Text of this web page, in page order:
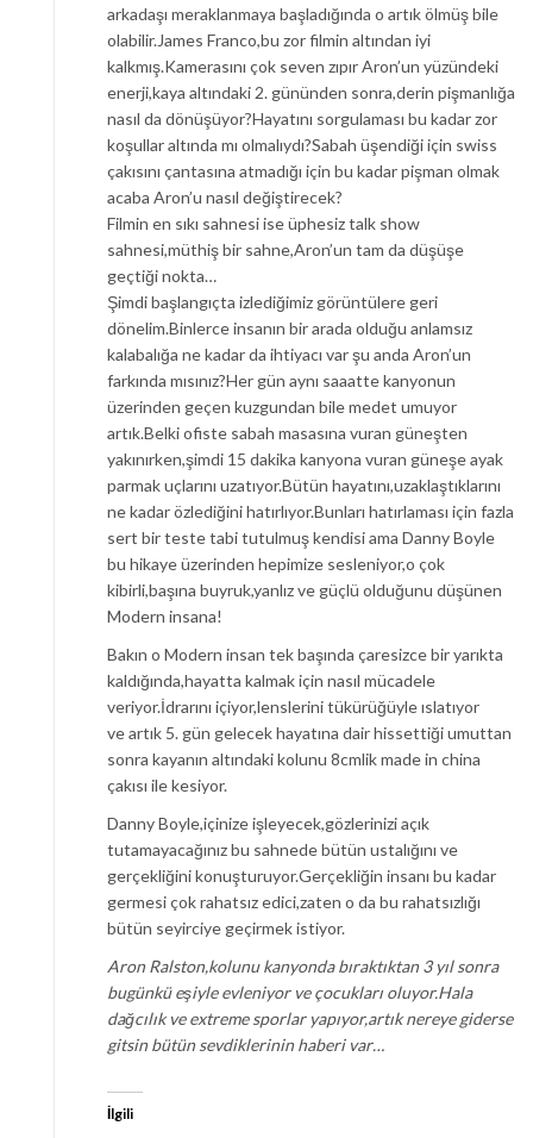
arkadaşı meraklanmaya başladığında o artık ölmüş bile
olabilir.James Franco,bu zor filmin altından iyi
kalkmış.Kamerasını çok seven zıpır Aron’un yüzündeki
enerji,kaya altındaki 2. gününden sonra,derin pişmanlığa
nasıl da dönüşüyor?Hayatını sorgulaması bu kadar zor
koşullar altında mı olmalıydı?Sabah üşendiği için swiss
çakısını çantasına atmadığı için bu kadar pişman olmak
acaba Aron’u nasıl değiştirecek?
Filmin en sıkı sahnesi ise üphesiz talk show
sahnesi,müthiş bir sahne,Aron’un tam da düşüşe
geçtiği nokta…
Şimdi başlangıçta izlediğimiz görüntülere geri
dönelim.Binlerce insanın bir arada olduğu anlamsız
kalabalığa ne kadar da ihtiyacı var şu anda Aron’un
farkında mısınız?Her gün aynı saaatte kanyonun
üzerinden geçen kuzgundan bile medet umuyor
artık.Belki ofiste sabah masasına vuran güneşten
yakınırken,şimdi 15 dakika kanyona vuran güneşe ayak
parmak uçlarını uzatıyor.Bütün hayatını,uzaklaştıklarını
ne kadar özlediğini hatırlıyor.Bunları hatırlaması için fazla
sert bir teste tabi tutulmuş kendisi ama Danny Boyle
bu hikaye üzerinden hepimize sesleniyor,o çok
kibirli,başına buyruk,yanlız ve güçlü olduğunu düşünen
Modern insana!
Bakın o Modern insan tek başında çaresizce bir yarıkta
kaldığında,hayatta kalmak için nasıl mücadele
veriyor.İdrarını içiyor,lenslerini tükürüğüyle ıslatıyor
ve artık 5. gün gelecek hayatına dair hissettiği umuttan
sonra kayanın altındaki kolunu 8cmlik made in china
çakısı ile kesiyor.
Danny Boyle,içinize işleyecek,gözlerinizi açık
tutamayacağınız bu sahnede bütün ustalığını ve
gerçekliğini konuşturuyor.Gerçekliğin insanı bu kadar
germesi çok rahatsız edici,zaten o da bu rahatsızlığı
bütün seyirciye geçirmek istiyor.
Aron Ralston,kolunu kanyonda bıraktıktan 3 yıl sonra
bugünkü eşiyle evleniyor ve çocukları oluyor.Hala
dağcılık ve extreme sporlar yapıyor,artık nereye giderse
gitsin bütün sevdiklerinin haberi var…
İlgili